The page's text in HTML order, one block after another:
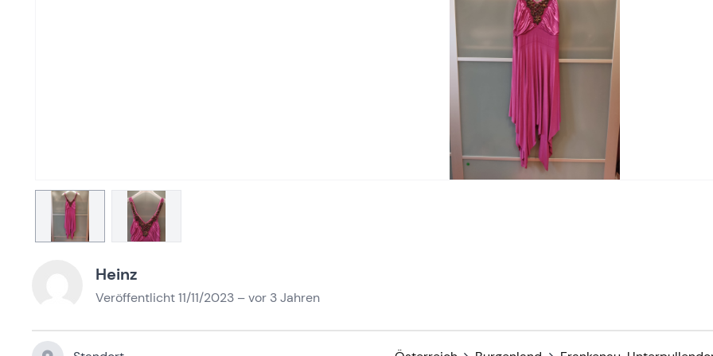
Heinz
Veröffentlicht 11/11/2023 – vor 3 Jahren